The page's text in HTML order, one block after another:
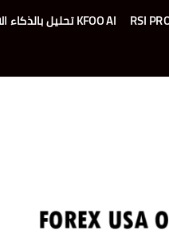
KFOO AI تحليل بالذكاء الاصطناعي